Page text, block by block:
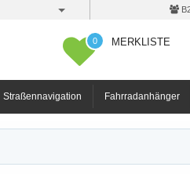
0 MERKLISTE
Straßennavigation Fahrradanhänger